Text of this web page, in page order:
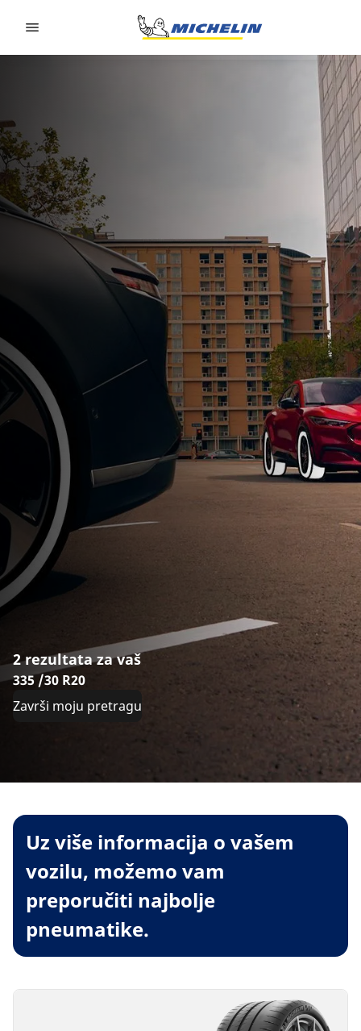
2 rezultata za vaš
335 /30 R20
Završi moju pretragu
Uz više informacija o vašem
vozilu, možemo vam
preporučiti najbolje
pneumatike.